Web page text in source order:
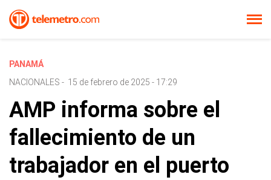
PANAMÁ
NACIONALES - 15 de febrero de 2025 - 17:29
AMP informa sobre el
fallecimiento de un
trabajador en el puerto